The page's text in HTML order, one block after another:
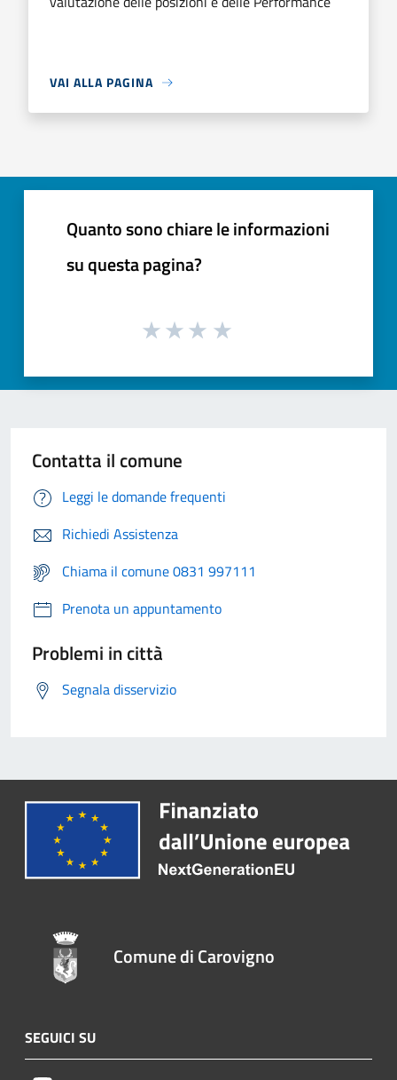
VAI ALLA PAGINA
Quanto sono chiare le informazioni
su questa pagina?
Contatta il comune
Leggi le domande frequenti
Richiedi Assistenza
Chiama il comune 0831 997111
Prenota un appuntamento
Problemi in città
Segnala disservizio
Comune di Carovigno
SEGUICI SU